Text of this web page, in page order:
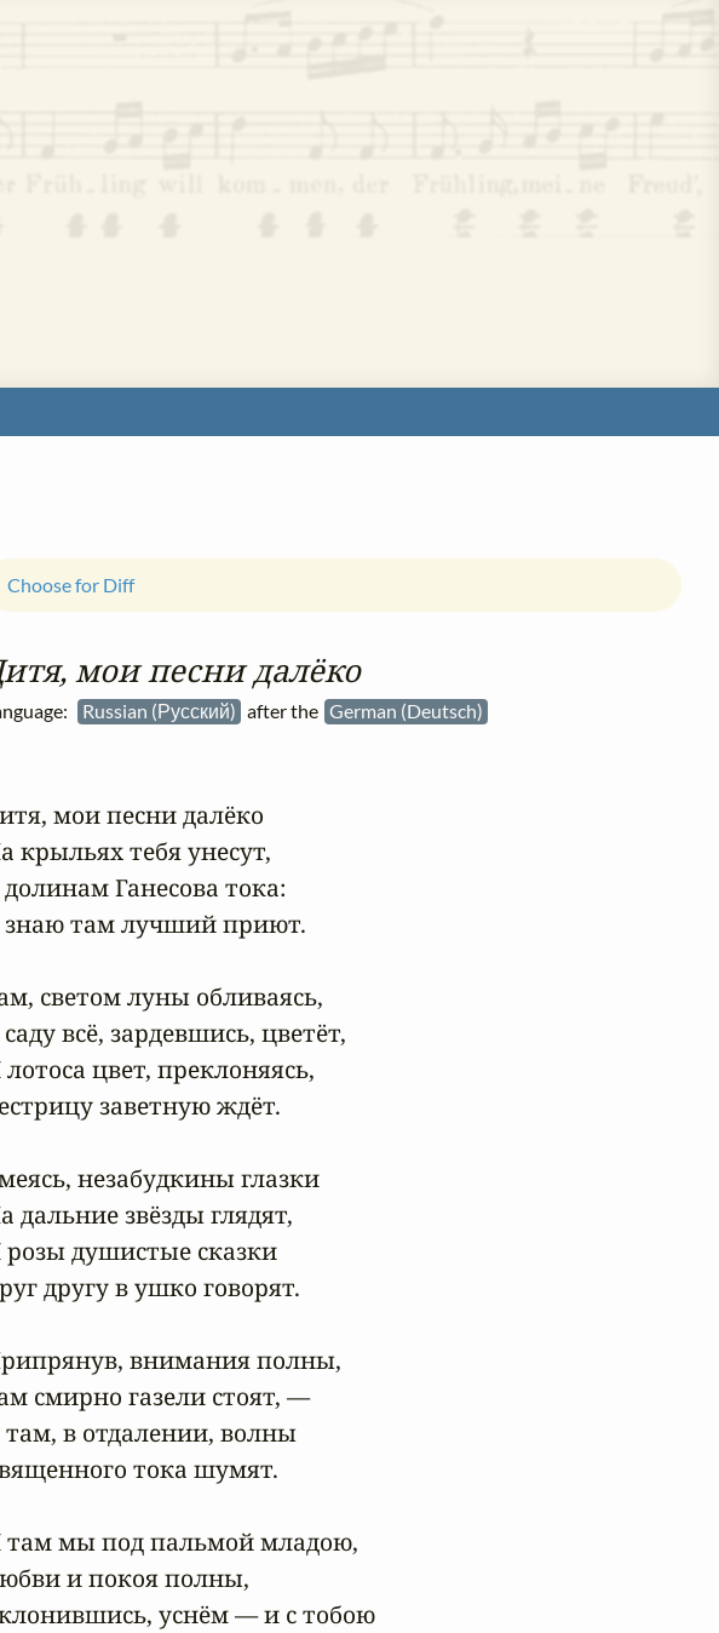
мои песни далёко
Russian (Русский) after the German (Deutsch)
Choose for Diff
мои песни далёко
крыльях тебя унесут,
Ганесова тока:
там лучший приют.
светом луны обливаясь,
всё, зардевшись, цветёт,
цвет, преклоняясь,
заветную ждёт.
незабудкины глазки
дальние звёзды глядят,
душистые сказки
другу в ушко говорят.
внимания полны,
смирно газели стоят, —
в отдалении, волны
тока шумят.
мы под пальмой младою,
и покоя полны,
уснём — и с тобою